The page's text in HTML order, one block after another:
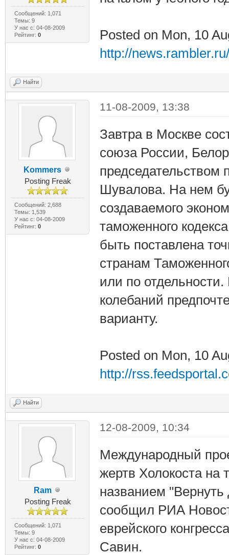
Сообщений: 1,071
Темы: 9
У нас с: 04-08-2009
Рейтинг: 0
Posted on Mon, 10
http://
Найти
Kommers
Posting Freak
Сообщений: 2,688
Темы: 1,539
У нас с: 04-08-2009
Рейтинг: 0
11-08-2009, 13:38
Завтра в Москве
союза России,
председательством
Шувалова. На нем
создаваемого
таможенного
быть поставлена
странам
или по
колебаний
варианту.
Posted on Mon, 10
http://
Найти
Ram
Posting Freak
Сообщений: 1,071
Темы: 9
У нас с: 04-08-2009
Рейтинг: 0
12-08-2009, 10:34
Международный
жертв Холокоста на
названием "Вернуть
сообщил РИА
еврейского
Савин.